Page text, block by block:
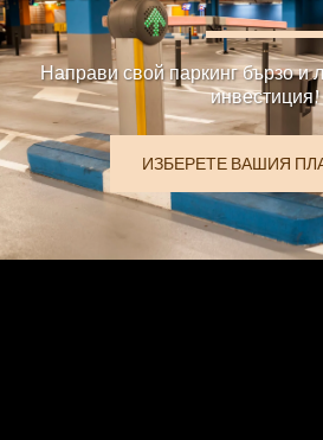
Направи свой паркинг бързо и
инвестиция!
ИЗБЕРЕТЕ ВАШИЯ